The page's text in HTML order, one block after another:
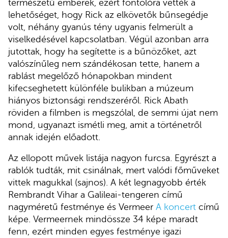
természetű emberek, ezért fontolóra vették a
lehetőséget, hogy Rick az elkövetők bűnsegédje
volt, néhány gyanús tény ugyanis felmerült a
viselkedésével kapcsolatban. Végül azonban arra
jutottak, hogy ha segítette is a bűnözőket, azt
valószínűleg nem szándékosan tette, hanem a
rablást megelőző hónapokban mindent
kifecseghetett különféle bulikban a múzeum
hiányos biztonsági rendszeréről. Rick Abath
röviden a filmben is megszólal, de semmi újat nem
mond, ugyanazt ismétli meg, amit a történetről
annak idején előadott.
Az ellopott művek listája nagyon furcsa. Egyrészt a
rablók tudták, mit csinálnak, mert valódi főműveket
vittek magukkal (sajnos). A két legnagyobb érték
Rembrandt Vihar a Galileai-tengeren című
nagyméretű festménye és Vermeer A koncert című
képe. Vermeernek mindössze 34 képe maradt
fenn, ezért minden egyes festménye igazi